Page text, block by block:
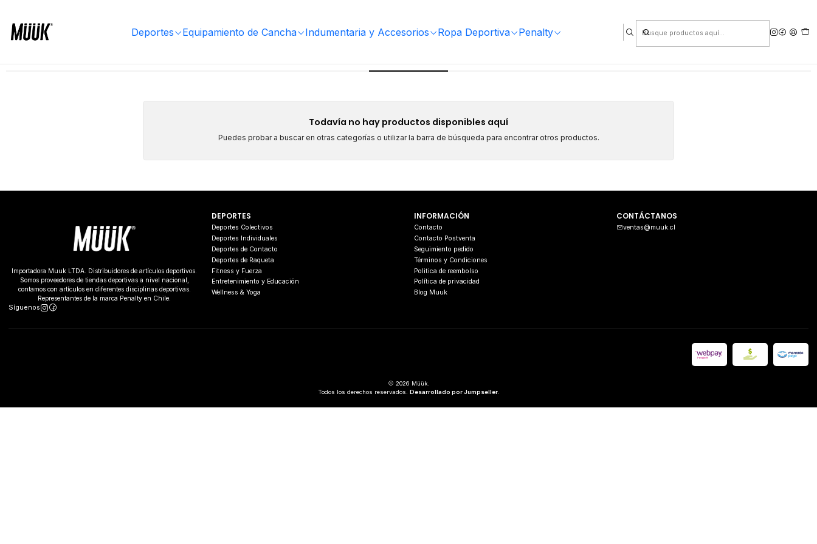
Deportes Equipamiento de Cancha Indumentaria y Accesorios Ropa Deportiva Penalty
Todavía no hay productos disponibles aquí
Puedes probar a buscar en otras categorías o utilizar la barra de búsqueda para encontrar otros productos.
Importadora Muuk LTDA. Distribuidores de artículos deportivos.
Somos proveedores de tiendas deportivas a nivel nacional,
contamos con artículos en diferentes disciplinas deportivas.
Representantes de la marca Penalty en Chile.
Síguenos
DEPORTES
Deportes Colectivos
Deportes Individuales
Deportes de Contacto
Deportes de Raqueta
Fitness y Fuerza
Entretenimiento y Educación
Wellness & Yoga
INFORMACIÓN
Contacto
Contacto Postventa
Seguimiento pedido
Términos y Condiciones
Politica de reembolso
Política de privacidad
Blog Muuk
CONTÁCTANOS
ventas@muuk.cl
2026 Müük.
Todos los derechos reservados. Desarrollado por Jumpseller.